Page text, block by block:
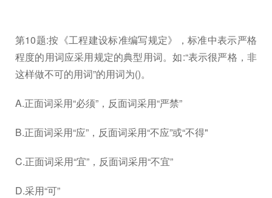
第10题:按《工程建设标准编写规定》，标准中表示严格
程度的用词应采用规定的典型用词。如:“表示很严格，非
这样做不可的用词”的用词为()。
A.正面词采用“必须”，反面词采用“严禁”
B.正面词采用“应”，反面词采用“不应”或“不得"
C.正面词采用“宜”，反面词采用“不宜”
D.采用“可”